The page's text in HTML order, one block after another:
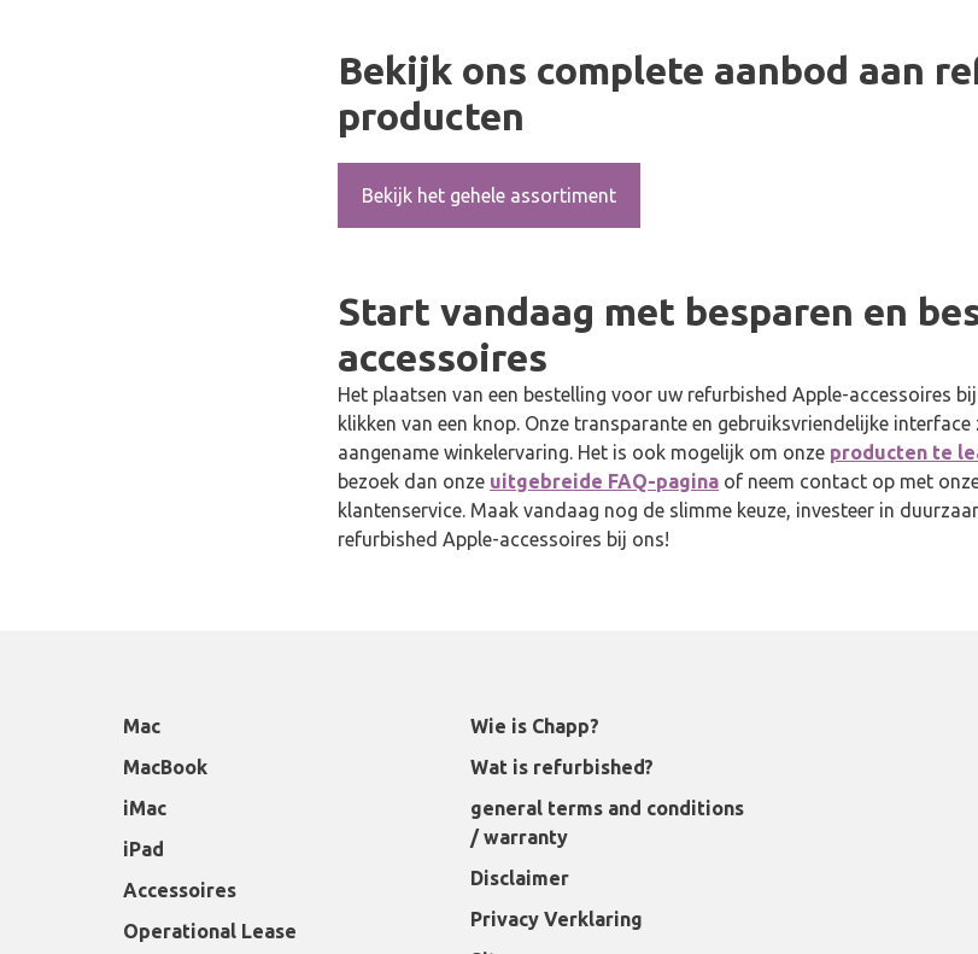
Bekijk ons complete aanbod aan
producten
Bekijk het gehele assortiment
Start vandaag met besparen en
accessoires
Het plaatsen van een bestelling voor uw refurbished Apple-accessoires
klikken van een knop. Onze transparante en gebruiksvriendelijke
aangename winkelervaring. Het is ook mogelijk om onze producten te
bezoek dan onze uitgebreide FAQ-pagina of neem contact op met
klantenservice. Maak vandaag nog de slimme keuze, investeer in
refurbished Apple-accessoires bij ons!
Mac
MacBook
iMac
iPad
Accessoires
Operational Lease
Wie is Chapp?
Wat is refurbished?
general terms and conditions
/ warranty
Disclaimer
Privacy Verklaring